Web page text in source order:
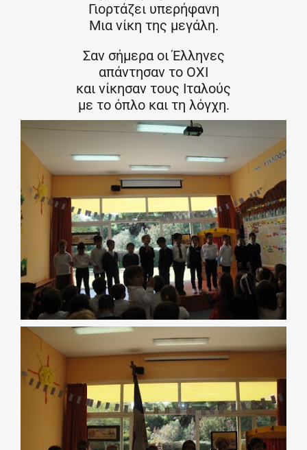
Γιορτάζει υπερήφανη
Μια νίκη της μεγάλη.
Σαν σήμερα οι Έλληνες
απάντησαν το OXI
και νίκησαν τους Ιταλούς
με το όπλο και τη λόγχη.